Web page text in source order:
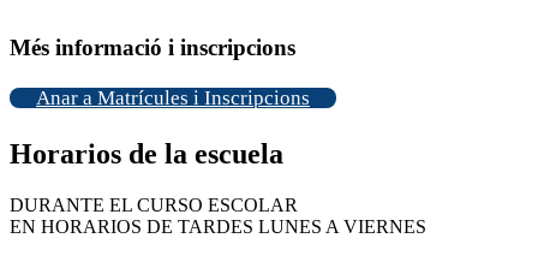
Més informació i inscripcions
Anar a Matrícules i Inscripcions
Horarios de la escuela
DURANTE EL CURSO ESCOLAR
EN HORARIOS DE TARDES LUNES A VIERNES